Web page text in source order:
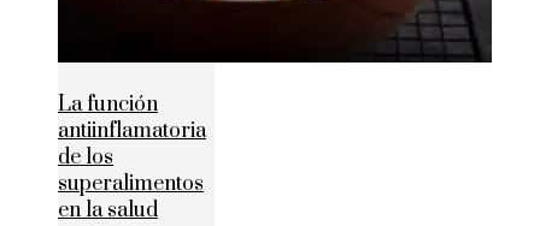
La función
antiinflamatoria
de los
superalimentos
en la salud